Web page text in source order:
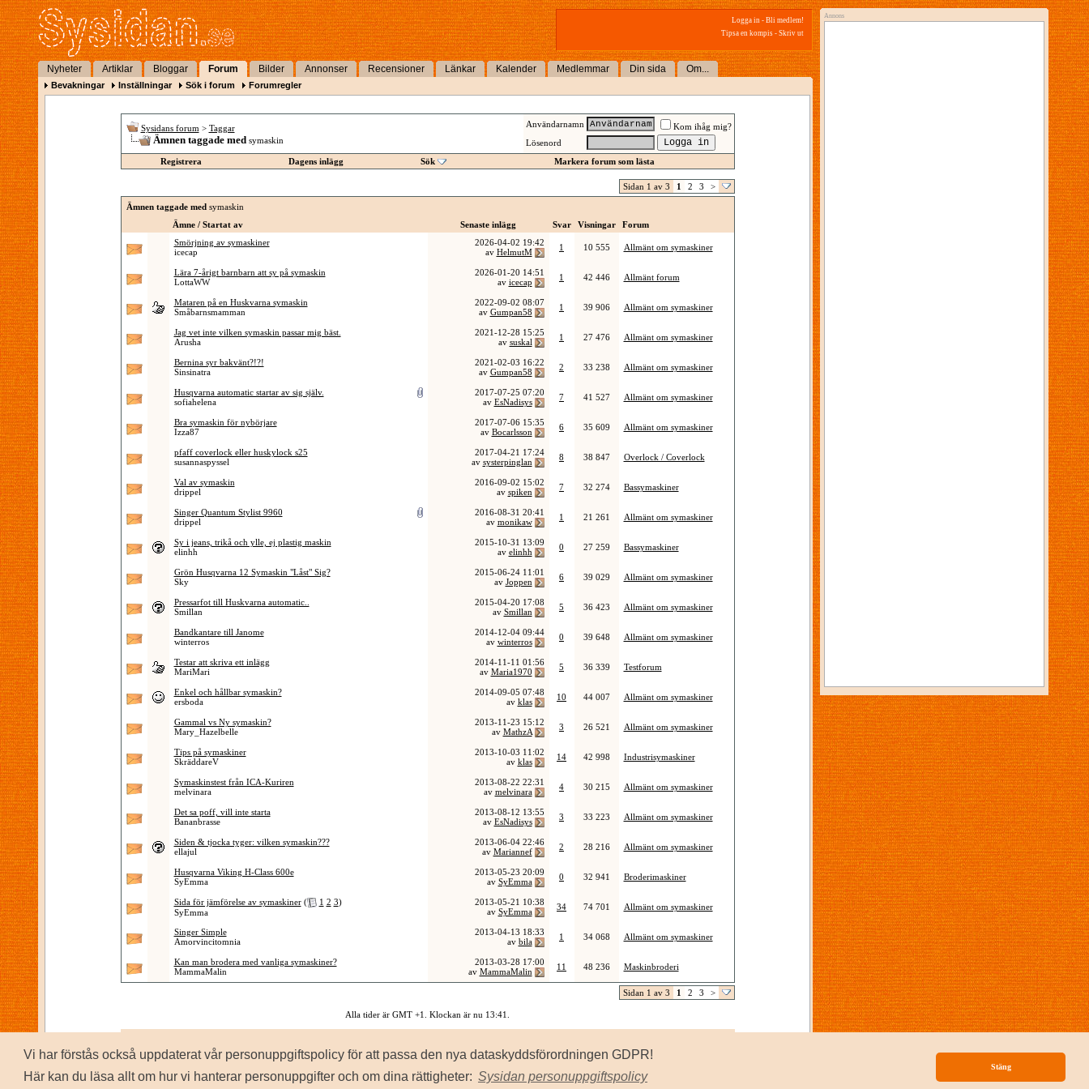
Vi har förstås också uppdaterat vår personuppgiftspolicy för att passa den nya dataskyddsförordningen GDPR!
Här kan du läsa allt om hur vi hanterar personuppgifter och om dina rättigheter: Sysidan personuppgiftspolicy
Stäng
Logga in - Bli medlem!
Tipsa en kompis - Skriv ut
Nyheter Artiklar Bloggar Forum Bilder Annonser Recensioner Länkar Kalender Medlemmar Din sida Om...
Bevakningar Inställningar Sök i forum Forumregler
Sysidans forum > Taggar
Ämnen taggade med symaskin
Användarnamn
Kom ihåg mig?
Lösenord
Registrera
Dagens inlägg Sök Markera forum som lästa
Sidan 1 av 3 1 2 3 >
Ämnen taggade med symaskin
Ämne / Startat av
Senaste inlägg Svar Visningar
Forum
Smörjning av symaskiner
icecap
2026-04-02 19:42
av HelmutM 1 10 555 Allmänt om symaskiner
Lära 7-årigt barnbarn att sy på symaskin
LottaWW
2026-01-20 14:51
av icecap 1 42 446 Allmänt forum
Mataren på en Huskvarna symaskin
Småbarnsmamman
2022-09-02 08:07
av Gumpan58 1 39 906 Allmänt om symaskiner
Jag vet inte vilken symaskin passar mig bäst.
Arusha
2021-12-28 15:25
av suskal 1 27 476 Allmänt om symaskiner
Bernina syr bakvänt?!?!
Sinsinatra
2021-02-03 16:22
av Gumpan58 2 33 238 Allmänt om symaskiner
Husqvarna automatic startar av sig själv.
sofiahelena
2017-07-25 07:20
av EsNadisys 7 41 527 Allmänt om symaskiner
Bra symaskin för nybörjare
Izza87
2017-07-06 15:35
av Bocarlsson 6 35 609 Allmänt om symaskiner
pfaff coverlock eller huskylock s25
susannaspyssel
2017-04-21 17:24
av systerpinglan 8 38 847 Overlock / Coverlock
Val av symaskin
drippel
2016-09-02 15:02
av spiken 7 32 274 Bassymaskiner
Singer Quantum Stylist 9960
drippel
2016-08-31 20:41
av monikaw 1 21 261 Allmänt om symaskiner
Sy i jeans, trikå och ylle, ej plastig maskin
elinhh
2015-10-31 13:09
av elinhh 0 27 259 Bassymaskiner
Grön Husqvarna 12 Symaskin "Låst" Sig?
Sky
2015-06-24 11:01
av Joppen 6 39 029 Allmänt om symaskiner
Pressarfot till Huskvarna automatic..
Smillan
2015-04-20 17:08
av Smillan 5 36 423 Allmänt om symaskiner
Bandkantare till Janome
winterros
2014-12-04 09:44
av winterros 0 39 648 Allmänt om symaskiner
Testar att skriva ett inlägg
MariMari
2014-11-11 01:56
av Maria1970 5 36 339 Testforum
Enkel och hållbar symaskin?
ersboda
2014-09-05 07:48
av klas 10 44 007 Allmänt om symaskiner
Gammal vs Ny symaskin?
Mary_Hazelbelle
2013-11-23 15:12
av MathzA 3 26 521 Allmänt om symaskiner
Tips på symaskiner
SkräddareV
2013-10-03 11:02
av klas 14 42 998 Industrisymaskiner
Symaskinstest från ICA-Kuriren
melvinara
2013-08-22 22:31
av melvinara 4 30 215 Allmänt om symaskiner
Det sa poff, vill inte starta
Bananbrasse
2013-08-12 13:55
av EsNadisys 3 33 223 Allmänt om symaskiner
Siden & tjocka tyger: vilken symaskin???
ellajul
2013-06-04 22:46
av Mariannef 2 28 216 Allmänt om symaskiner
Husqvarna Viking H-Class 600e
SyEmma
2013-05-23 20:09
av SyEmma 0 32 941 Broderimaskiner
Sida för jämförelse av symaskiner ( 1 2 3)
SyEmma
2013-05-21 10:38
av SyEmma 34 74 701 Allmänt om symaskiner
Singer Simple
Amorvincitomnia
2013-04-13 18:33
av bila 1 34 068 Allmänt om symaskiner
Kan man brodera med vanliga symaskiner?
MammaMalin
2013-03-28 17:00
av MammaMalin 11 48 236 Maskinbroderi
Sidan 1 av 3 1 2 3 >
Alla tider är GMT +1. Klockan är nu 13:41
Powered by vBulletin® Version 3.8.8
Copyright ©2000 - 2026, Jelsoft Enterprises Ltd.
Annons